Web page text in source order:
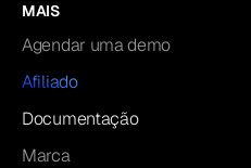
MAIS
Agendar uma demo
Afiliado
Documentação
Marca